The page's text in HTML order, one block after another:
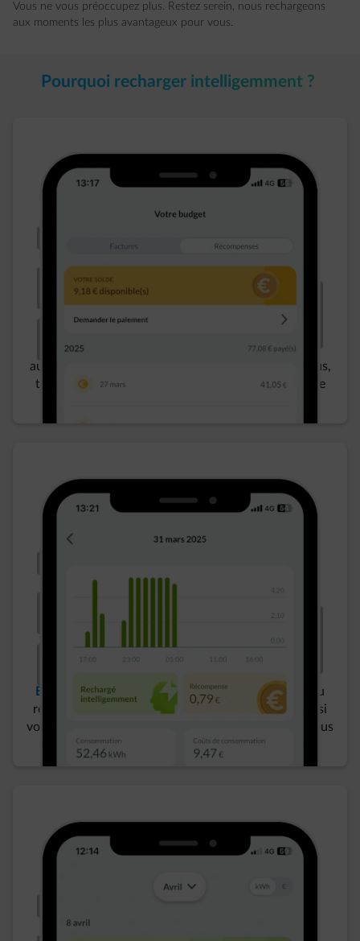
Vous ne vous préoccupez plus. Restez serein, nous rechargeons
aux moments les plus avantageux pour vous.​
Pourquoi recharger intelligemment ? ​
Economies
​ suite aux recharges ayant
automatiquement lieu au meilleur moment pour vous,
tenant compte de votre contrat, vos préférences de
Empower, Easy et Flow , pour votre contribution au
réseau​ et geste pour l’environnement. Et ce, même si
vous bénéficiez d’un véhicule d’entreprise, ou que vous
rechargez via la production de panneaux solaires. ​